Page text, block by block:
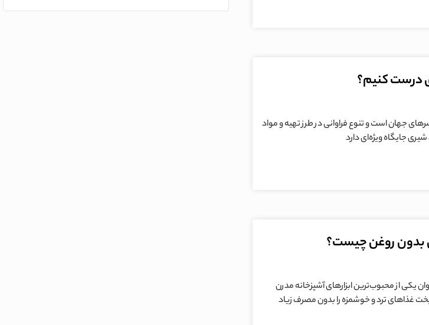
درست کنیم؟
جهان است و تنوع فراوانی در طرز تهیه و مواد
شیری جایگاه ویژه‌ای دارد
بدون روغن چیست؟
یکی از محبوب‌ترین ابزارهای آشپزخانه مدرن
غذاهای ترد و خوشمزه را بدون مصرف زیاد